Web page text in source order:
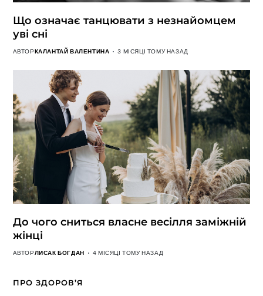
Що означає танцювати з незнайомцем
уві сні
АВТОРКАЛАНТАЙ ВАЛЕНТИНА 3 МІСЯЦІ ТОМУ НАЗАД
До чого сниться власне весілля заміжній
жінці
АВТОРЛИСАК БОГДАН 4 МІСЯЦІ ТОМУ НАЗАД
ПРО ЗДОРОВ’Я